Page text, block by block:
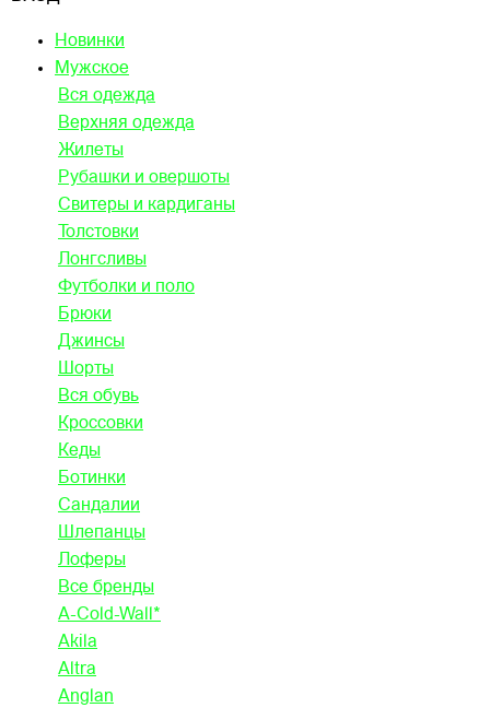
Новинки
Мужское
Вся одежда
Верхняя одежда
Жилеты
Рубашки и овершоты
Свитеры и кардиганы
Толстовки
Лонгсливы
Футболки и поло
Брюки
Джинсы
Шорты
Вся обувь
Кроссовки
Кеды
Ботинки
Сандалии
Шлепанцы
Лоферы
Все бренды
A-Cold-Wall*
Akila
Altra
Anglan